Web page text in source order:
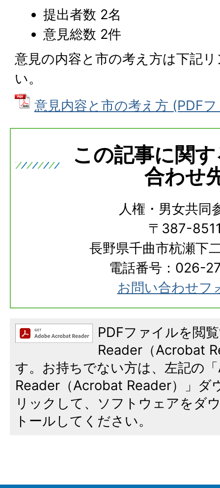
提出者数 2名
意見総数 2件
意見の内容と市の考え方は下記
い。
意見内容と市の考え方 (PDF
この記事に関
合わせ
人権・男女共同
〒387-
長野県千曲市杭瀬下
電話番号：026-
お問い合わせフ
PDFファイルを閲
Reader（Acrobat
す。お持ちでない方は、左記の
Reader（Acrobat Reader）」ダ
リックして、ソフトウェアをダ
トールしてください。